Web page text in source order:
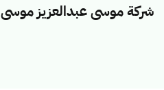
شركة موسى عبدالعزيز موسى